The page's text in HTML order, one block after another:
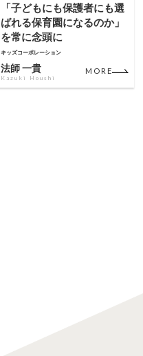
「子どもにも保護者にも選
ばれる保育園になるのか」
を常に念頭に
キッズコーポレーション
法師 一貴
Kazuki Houshi
MORE